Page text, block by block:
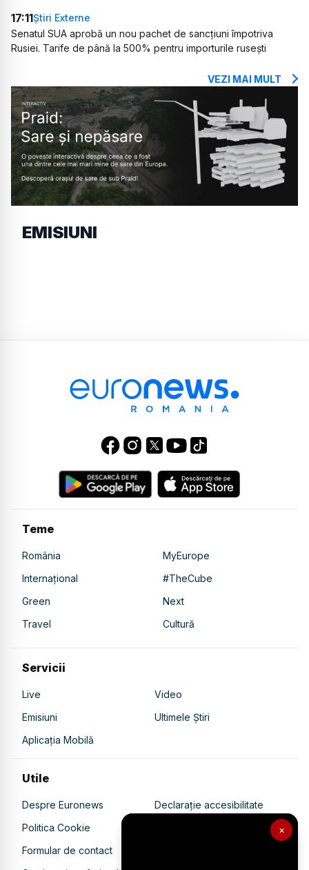
×
17:11Știri Externe
Senatul SUA aprobă un nou pachet de sancțiuni împotriva
Rusiei. Tarife de până la 500% pentru importurile rusești
VEZI MAI MULT
EMISIUNI
Teme
România
MyEurope
Internațional
#TheCube
Green
Next
Travel
Cultură
Servicii
Live
Video
Emisiuni
Ultimele Știri
Aplicația Mobilă
Utile
Despre Euronews
Declarație accesibilitate
Politica Cookie
Politica de confidențialitate
Formular de contact